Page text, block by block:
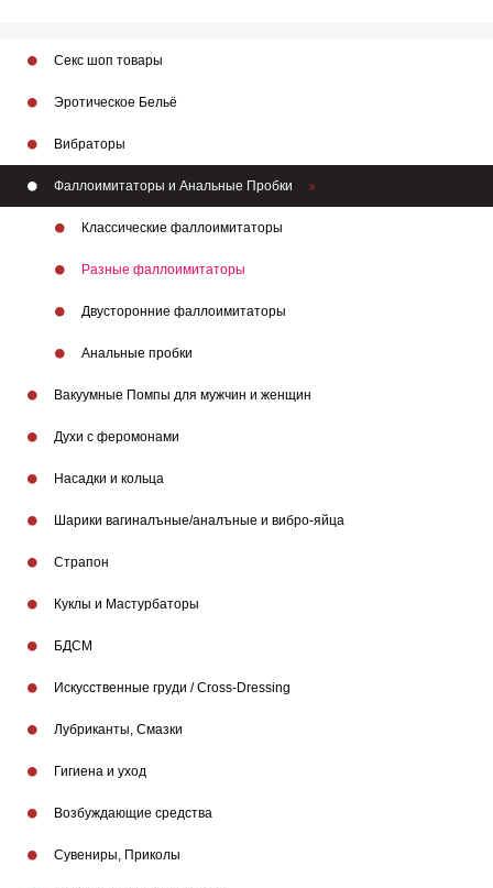
Секс шоп товары
Эротическое Бельё
Вибраторы
Фаллоимитаторы и Анальные Пробки
Классические фаллоимитаторы
Разные фаллоимитаторы
Двусторонние фаллоимитаторы
Анальные пробки
Вакуумные Помпы для мужчин и женщин
Духи с феромонами
Насадки и кольца
Шарики вагиналъные/аналъные и вибро-яйца
Страпон
Куклы и Мастурбаторы
БДСМ
Искусственные груди / Cross-Dressing
Лубриканты, Смазки
Гигиена и уход
Возбуждающие средства
Сувениры, Приколы